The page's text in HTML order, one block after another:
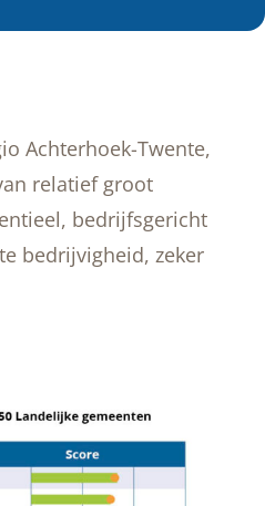
Achterhoek-Twente,
relatief groot
bedrijfsgericht
bedrijvigheid, zeker